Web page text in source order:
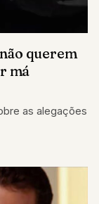
querem
má
as alegações